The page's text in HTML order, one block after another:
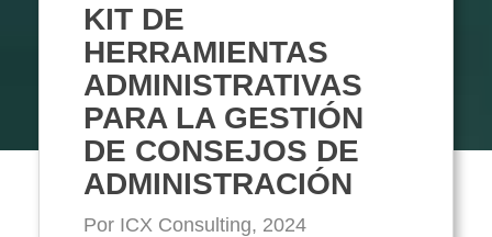
KIT DE
HERRAMIENTAS
ADMINISTRATIVAS
PARA LA GESTIÓN
DE CONSEJOS DE
ADMINISTRACIÓN
Por ICX Consulting, 2024